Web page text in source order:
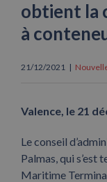
obtient la
à
21/12/2021 |
Valence, le 21
Le conseil
Palmas, qui s’est
Maritime